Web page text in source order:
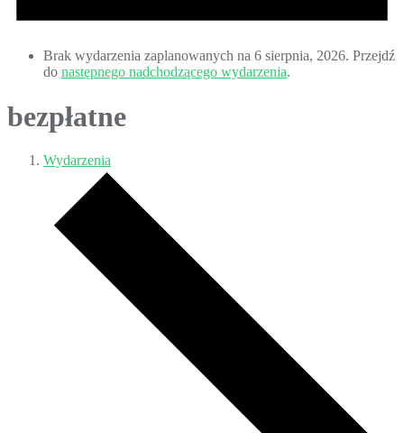
Brak wydarzenia zaplanowanych na 6 sierpnia, 2026. Przejdź
do następnego nadchodzącego wydarzenia.
bezpłatne
Wydarzenia